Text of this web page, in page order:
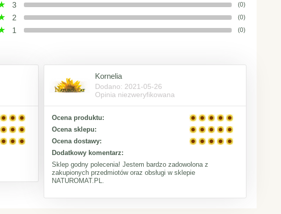
3 (0)
2 (0)
1 (0)
Kornelia
Dodano: 2021-05-26
Opinia niezweryfikowana
Ocena produktu:
Ocena sklepu:
Ocena dostawy:
Dodatkowy komentarz:
Sklep godny polecenia! Jestem bardzo zadowolona z
zakupionych przedmiotów oraz obsługi w sklepie
NATUROMAT.PL.